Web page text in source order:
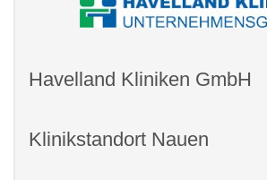
Havelland Kliniken GmbH
Klinikstandort Nauen